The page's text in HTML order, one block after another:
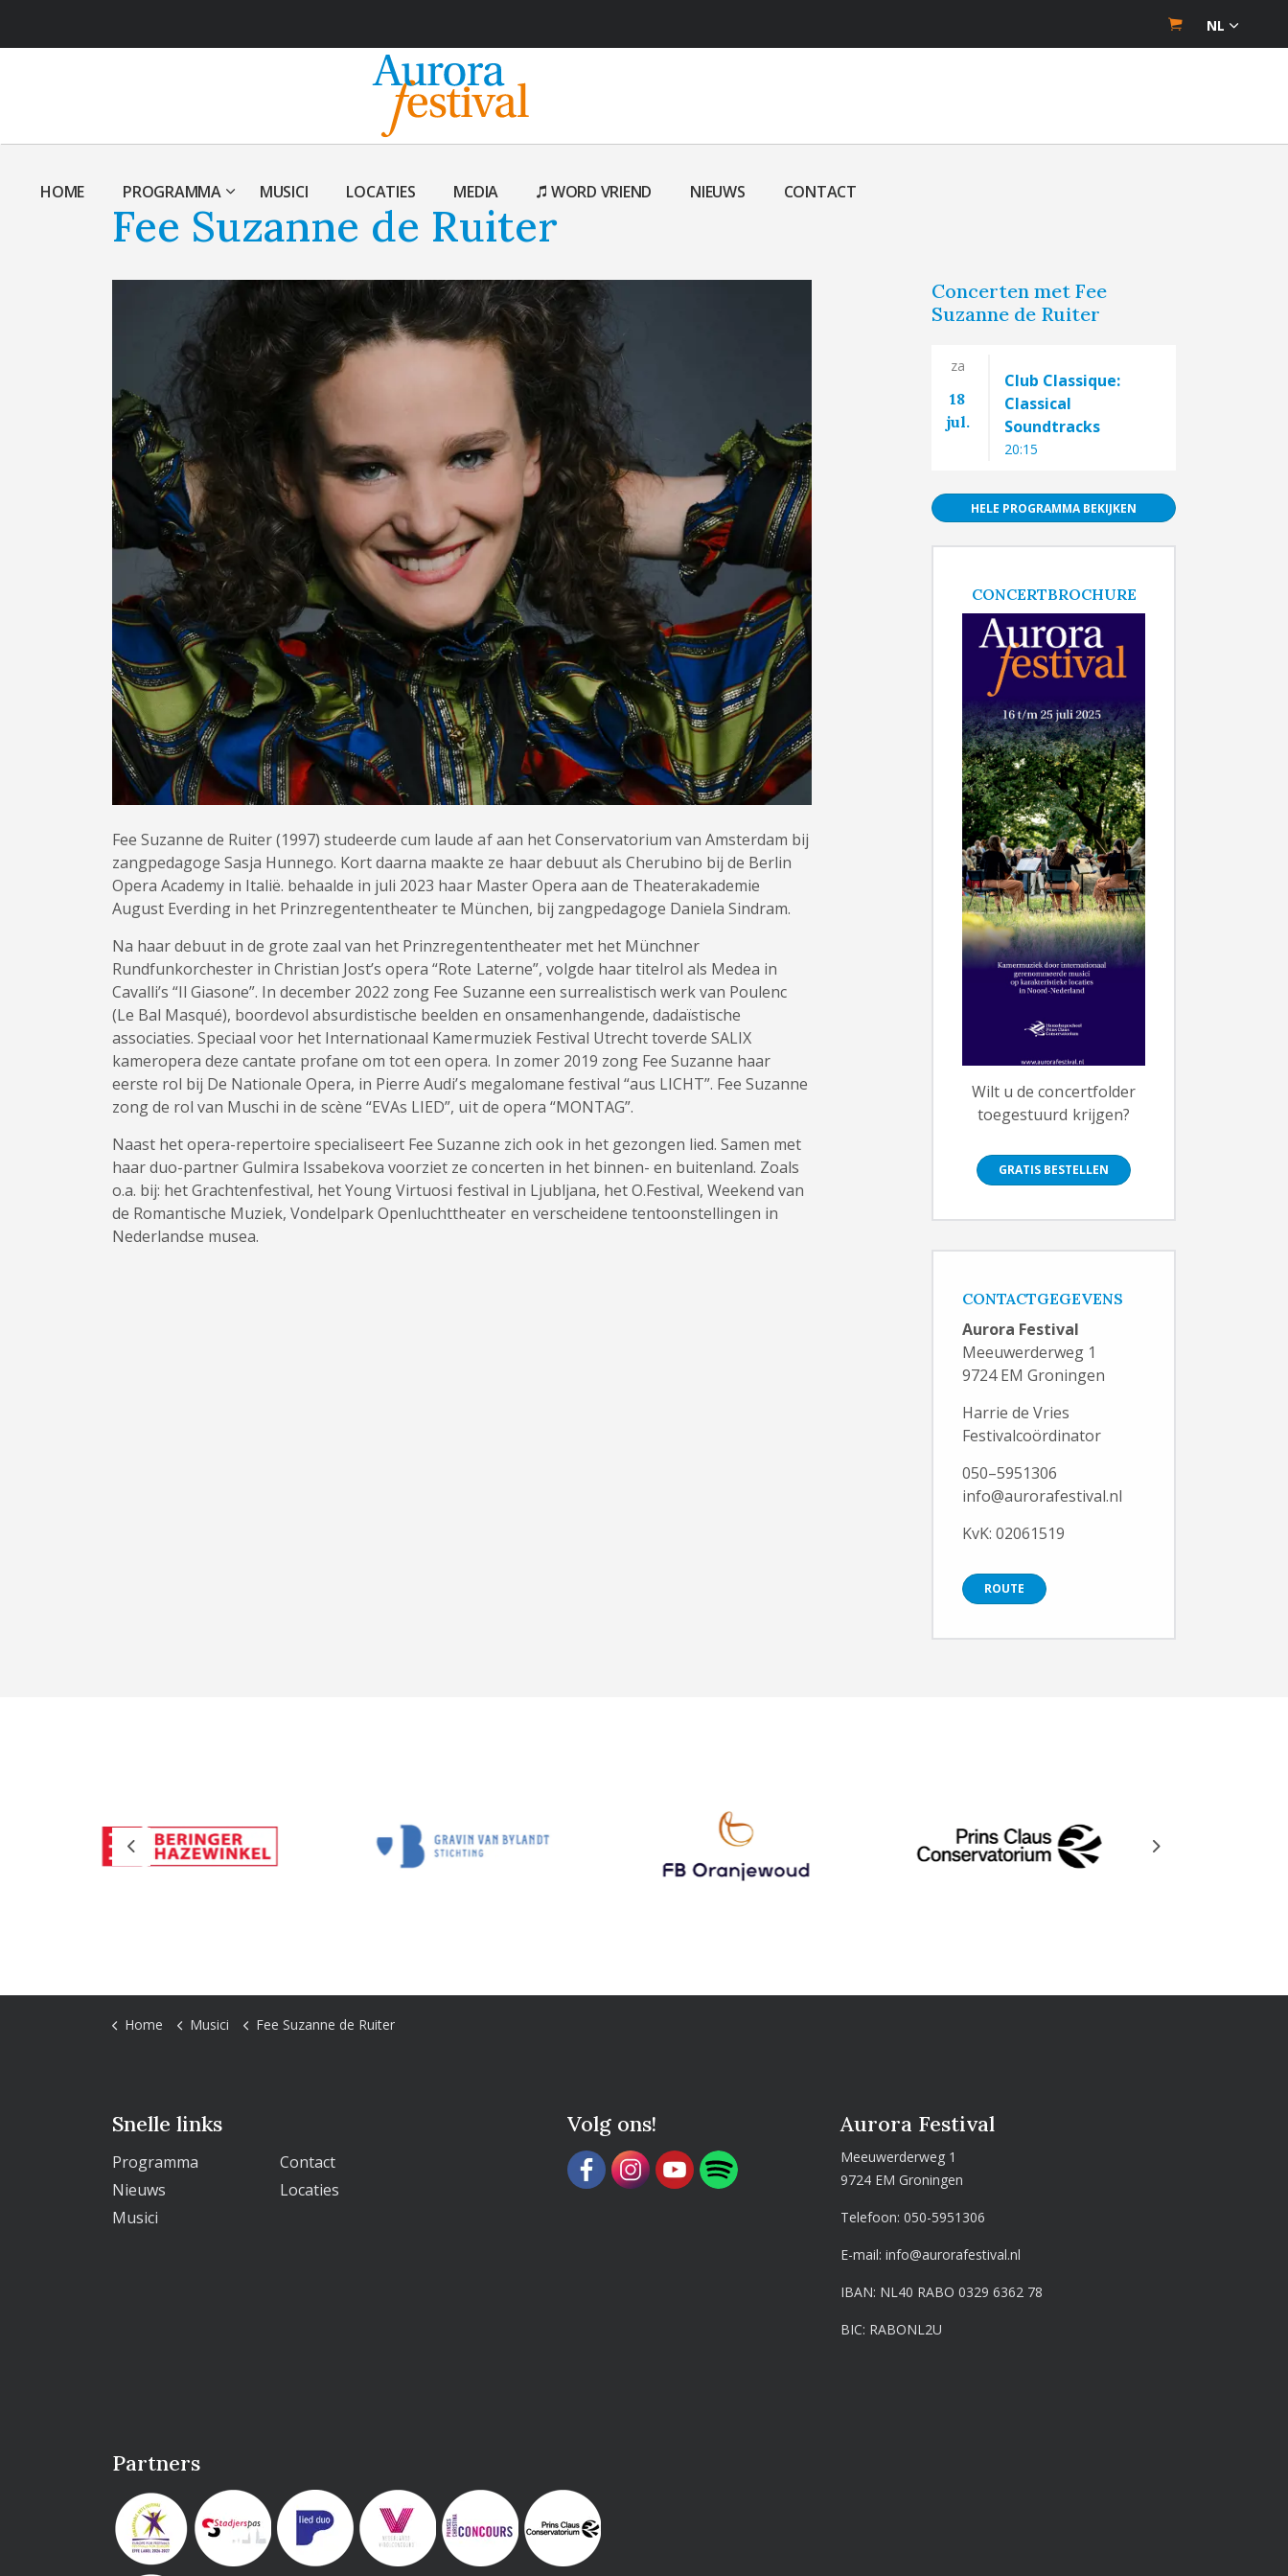
NL
HOME PROGRAMMA MUSICI LOCATIES MEDIA WORD VRIEND NIEUWS CONTACT
Fee Suzanne de Ruiter
Fee Suzanne de Ruiter (1997) studeerde cum laude af aan het Conservatorium van Amsterdam bij
zangpedagoge Sasja Hunnego. Kort daarna maakte ze haar debuut als Cherubino bij de Berlin
Opera Academy in Italië. behaalde in juli 2023 haar Master Opera aan de Theaterakademie
August Everding in het Prinzregententheater te München, bij zangpedagoge Daniela Sindram.
Na haar debuut in de grote zaal van het Prinzregententheater met het Münchner
Rundfunkorchester in Christian Jost’s opera “Rote Laterne”, volgde haar titelrol als Medea in
Cavalli’s “Il Giasone”. In december 2022 zong Fee Suzanne een surrealistisch werk van Poulenc
(Le Bal Masqué), boordevol absurdistische beelden en onsamenhangende, dadaïstische
associaties. Speciaal voor het Internationaal Kamermuziek Festival Utrecht toverde SALIX
kameropera deze cantate profane om tot een opera. In zomer 2019 zong Fee Suzanne haar
eerste rol bij De Nationale Opera, in Pierre Audi’s megalomane festival “aus LICHT”. Fee Suzanne
zong de rol van Muschi in de scène “EVAs LIED”, uit de opera “MONTAG”.
Naast het opera-repertoire specialiseert Fee Suzanne zich ook in het gezongen lied. Samen met
haar duo-partner Gulmira Issabekova voorziet ze concerten in het binnen- en buitenland. Zoals
o.a. bij: het Grachtenfestival, het Young Virtuosi festival in Ljubljana, het O.Festival, Weekend van
de Romantische Muziek, Vondelpark Openluchttheater en verscheidene tentoonstellingen in
Nederlandse musea.
Concerten met Fee
Suzanne de Ruiter
za
18
jul.
Club Classique:
Classical
Soundtracks
20:15
HELE PROGRAMMA BEKIJKEN
CONCERTBROCHURE
Wilt u de concertfolder
toegestuurd krijgen?
GRATIS BESTELLEN
CONTACTGEGEVENS
Aurora Festival
Meeuwerderweg 1
9724 EM Groningen
Harrie de Vries
Festivalcoördinator
050–5951306
info@aurorafestival.nl
KvK: 02061519
ROUTE
Previous Next
Home Musici Fee Suzanne de Ruiter
Snelle links
Programma
Contact
Nieuws
Locaties
Musici
Volg ons! Aurora Festival
Meeuwerderweg 1
9724 EM Groningen
Telefoon:050-5951306
E-mail:info@aurorafestival.nl
IBAN: NL40 RABO 0329 6362 78
BIC: RABONL2U
Partners